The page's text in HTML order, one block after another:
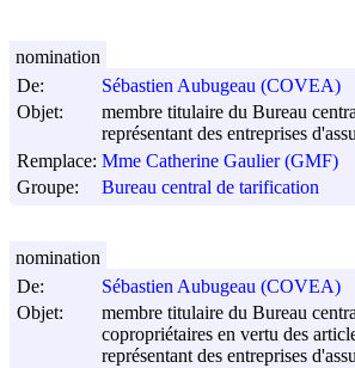
De:
Sébastien Aubugeau (COVEA)
Objet:
membre titulaire du Bureau
représentant des entreprises
Remplace: Mme Catherine Gaulier (GMF)
Groupe:
Bureau central de tarification
nomination
De:
Sébastien Aubugeau (COVEA)
Objet:
membre titulaire du Bureau
copropriétaires en vertu des
représentant des entreprises
nomination